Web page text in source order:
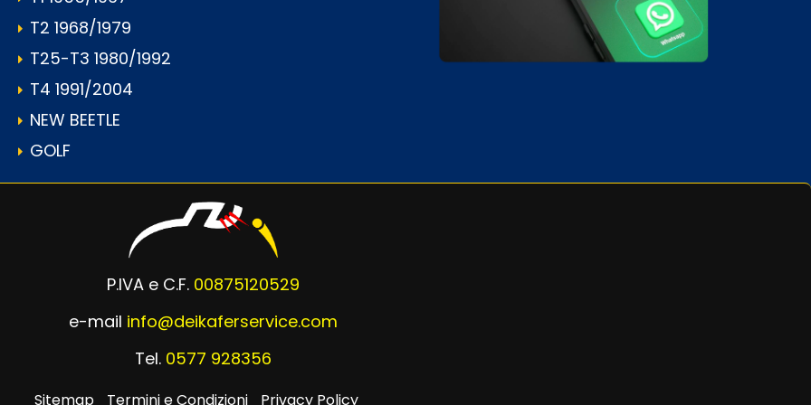
T2 1968/1979
T25-T3 1980/1992
T4 1991/2004
NEW BEETLE
GOLF
P.IVA e C.F. 00875120529
e-mail info@deikaferservice.com
Tel. 0577 928356
Sitemap Termini e Condizioni Privacy Policy